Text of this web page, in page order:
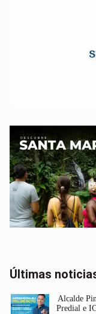
Últimas
Alcalde
Predial e